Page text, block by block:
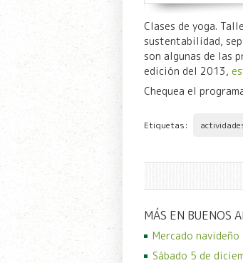
Clases de yoga.
sustentabilidad,
son algunas de las
edición del 2013,
Chequea el
Etiquetas:
MÁS EN BUENOS
Mercado
Sábado 5 de